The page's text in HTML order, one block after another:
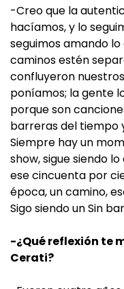
-Creo que la
hacíamos, y lo
seguimos amando
caminos estén
confluyeron
poníamos; la gente
porque son
barreras del tiempo
Siempre hay un
show, sigue siendo
ese cincuenta por
época, un camino,
Sigo siendo un Sin
-¿Qué reflexión te
Cerati?